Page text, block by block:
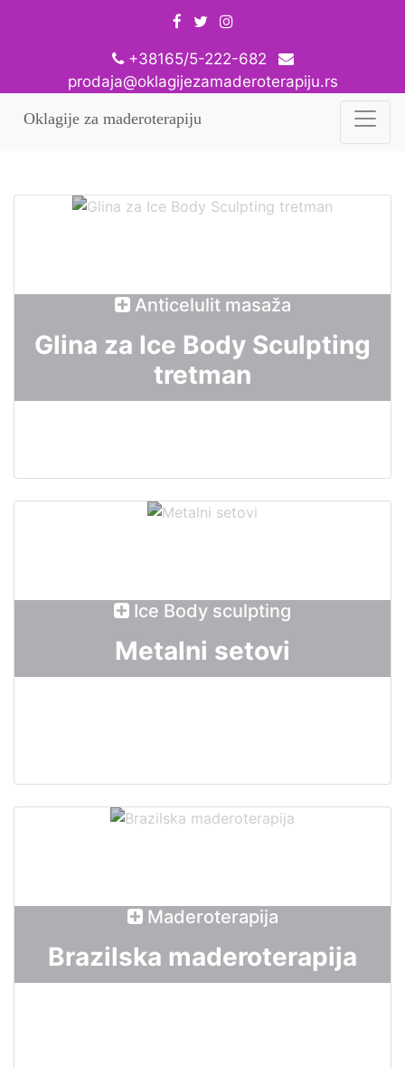
+38165/5-222-682
prodaja@oklagijezamaderoterapiju.rs
Oklagije za maderoterapiju
Anticelulit masaža
Glina za Ice Body Sculpting
tretman
Ice Body sculpting
Metalni setovi
Maderoterapija
Brazilska maderoterapija